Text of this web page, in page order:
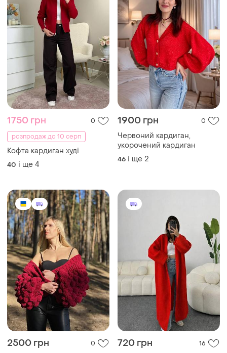
1750 грн
0
розпродаж до 10 серп
Кофта кардиган худі
40 і ще 4
1900 грн 0
Червоний кардиган,
укорочений кардиган
46 і ще 2
2500 грн 0 720 грн 16